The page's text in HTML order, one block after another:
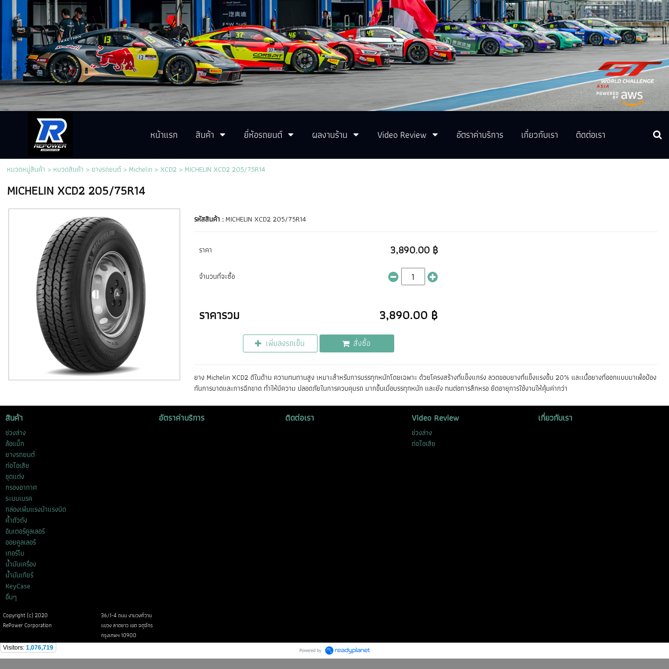
หน้าแรก สินค้า ยี่ห้อรถยนต์ ผลงานร้าน Video Review อัตราค่าบริการ เกี่ยวกับเรา ติดต่อเรา
หมวดหมู่สินค้า > หมวดสินค้า >ยางรถยนต์> Michelin> XCD2 > MICHELIN XCD2 205/75R14
MICHELIN XCD2 205/75R14
รหัสสินค้า : MICHELIN XCD2 205/75R14
ราคา 3,890.00 ฿
จำนวนที่จะซื้อ
ราคารวม 3,890.00 ฿
เพิ่มลงรถเข็น สั่งซื้อ
ยาง Michelin XCD2 ดีในด้าน ความทนทานสูง เหมาะสำหรับการบรรทุกหนักโดยเฉพาะ ด้วยโครงสร้างที่แข็งแกร่ง ลวดขอบยางที่แข็งแรงขึ้น 20% และเนื้อยางที่ออกแบบมาเพื่อป้อง
กันการบาดและการฉีกขาด ทำให้มีความ ปลอดภัยในการควบคุมรถ มากขึ้นเมื่อบรรทุกหนัก และยัง ทนต่อการสึกหรอ ยืดอายุการใช้งานให้คุ้มค่ากว่า
สินค้า
ช่วงล่าง
ล้อแม็ก
ยางรถยนต์
ท่อไอเสีย
ชุดแต่ง
กรองอากาศ
ระบบเบรค
กล่องเพิ่มแรงม้าแรงบิด
ค้ำตัวถัง
อินเตอร์คูลเลอร์
ออยคูลเลอร์
เทอร์โบ
น้ำมันเครื่อง
น้ำมันเกียร์
KeyCase
อื่นๆ
อัตราค่าบริการ ติดต่อเรา Video Review
ช่วงล่าง
ท่อไอเสีย
เกี่ยวกับเรา
Copyright (c) 2020
36/1-4 ถนน งามวงศ์วาน
RePower Corporation
แขวง ลาดยาว เขต จตุจักร
กรุงเทพฯ 10900
Visitors: 1,076,719